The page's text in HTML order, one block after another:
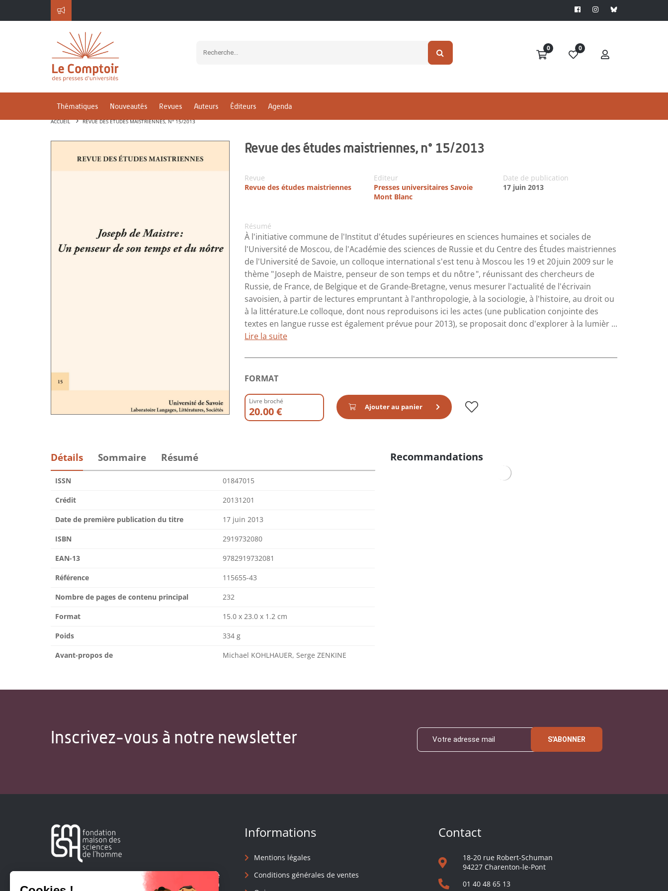
0 0
Thématiques Nouveautés Revues Auteurs Éditeurs Agenda
ACCUEIL REVUE DES ÉTUDES MAISTRIENNES, N° 15/2013
Revue des études maistriennes, n° 15/2013
Revue
Revue des études maistriennes
Editeur
Presses universitaires Savoie
Mont Blanc
Date de publication
17 juin 2013
Résumé
À l'initiative commune de l'Institut d'études supérieures en sciences humaines et sociales de
l'Université de Moscou, de l'Académie des sciences de Russie et du Centre des Études maistriennes
de l'Université de Savoie, un colloque international s'est tenu à Moscou les 19 et 20 juin 2009 sur le
thème " Joseph de Maistre, penseur de son temps et du nôtre ", réunissant des chercheurs de
Russie, de France, de Belgique et de Grande-Bretagne, venus mesurer l'actualité de l'écrivain
savoisien, à partir de lectures empruntant à l'anthropologie, à la sociologie, à l'histoire, au droit ou
à la littérature.Le colloque, dont nous reproduisons ici les actes (une publication conjointe des
textes en langue russe est également prévue pour 2013), se proposait donc d'explorer à la lumièr ...
Lire la suite
FORMAT
Livre broché
20.00 € Ajouter au panier
Détails Sommaire Résumé
ISSN 01847015
Crédit 20131201
Date de première publication du titre 17 juin 2013
ISBN 2919732080
EAN-13 9782919732081
Référence 115655-43
Nombre de pages de contenu principal 232
Format 15.0 x 23.0 x 1.2 cm
Poids 334 g
Avant-propos de Michael KOHLHAUER, Serge ZENKINE
Recommandations
Inscrivez-vous à notre newsletter S'ABONNER
Créée en 1963, la Fondation Maison Sciences de l'Homme
soutient la recherche et la diffusion des connaissances en
Informations
Mentions légales
Conditions générales de ventes
Contact
18-20 rue Robert-Schuman
94227 Charenton-le-Pont
01 40 48 65 13